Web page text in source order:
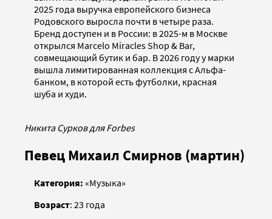
2025 года выручка европейского бизнеса
Родовского выросла почти в четыре раза.
Бренд доступен и в России: в 2025-м в Москве
открылся Marcelo Miracles Shop & Bar,
совмещающий бутик и бар. В 2026 году у марки
вышла лимитированная коллекция с Альфа-
банком, в которой есть футболки, красная
шуба и худи.
Никита Сурков для Forbes
Певец Михаил Смирнов (мартин)
Категория: «Музыка»
Возраст: 23 года